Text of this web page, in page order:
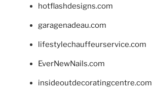
hotflashdesigns.com
garagenadeau.com
lifestylechauffeurservice.com
EverNewNails.com
insideoutdecoratingcentre.com